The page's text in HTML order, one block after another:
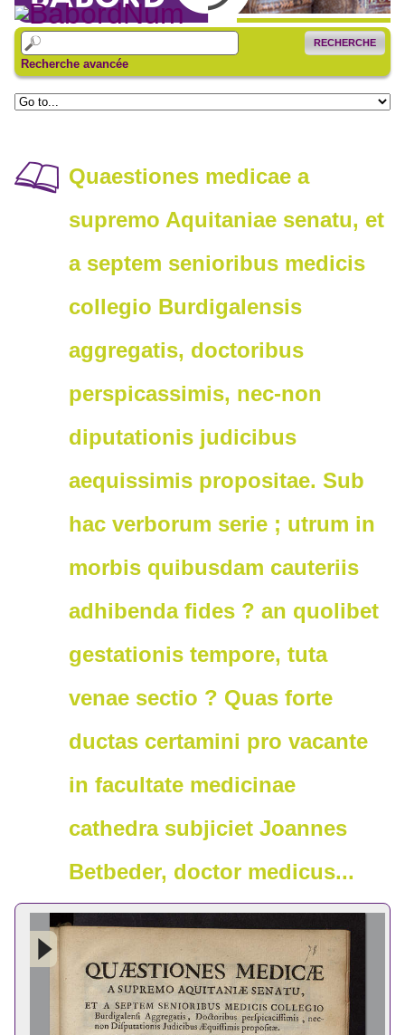
RECHERCHE
Recherche avancée
Quaestiones medicae a
supremo Aquitaniae senatu, et
a septem senioribus medicis
collegio Burdigalensis
aggregatis, doctoribus
perspicassimis, nec-non
diputationis judicibus
aequissimis propositae. Sub
hac verborum serie ; utrum in
morbis quibusdam cauteriis
adhibenda fides ? an quolibet
gestationis tempore, tuta
venae sectio ? Quas forte
ductas certamini pro vacante
in facultate medicinae
cathedra subjiciet Joannes
Betbeder, doctor medicus...